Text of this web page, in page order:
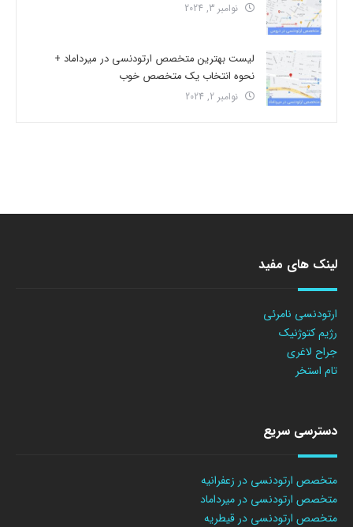
نوامبر 3, 2024
لیست بهترین متخصص ارتودنسی در میرداماد +
نحوه انتخاب یک متخصص خوب
نوامبر 2, 2024
لینک های مفید
ارتودنسی نامرئی
رژیم کتوژنیک
جراح لاغری
تام استخر
دسترسی سریع
متخصص ارتودنسی در زعفرانیه
متخصص ارتودنسی در میرداماد
متخصص ارتودنسی در قیطریه